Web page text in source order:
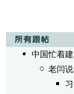
中国忙着
老闫